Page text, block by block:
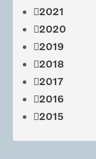
2021
2020
2019
2018
2017
2016
2015